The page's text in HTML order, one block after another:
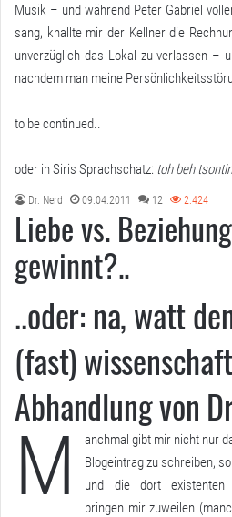
Musik – und während Peter Gabriel
sang, knallte mir der Kellner die
unverzüglich das Lokal zu verlassen –
nachdem man meine
to be continued..
oder in Siris Sprachschatz: toh beh
Dr. Nerd 09.04.2011 12 2.424
Liebe vs.
gewinnt?..
..oder: na, watt
(fast)
Abhandlung von
M
anchmal gibt mir nicht nur
Blogeintrag zu schreiben,
und die dort existenten
bringen mir zuweilen